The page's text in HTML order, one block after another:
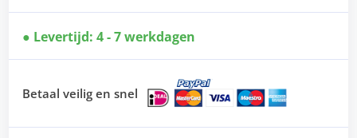
Levertijd: 4 - 7 werkdagen
Betaal veilig en snel